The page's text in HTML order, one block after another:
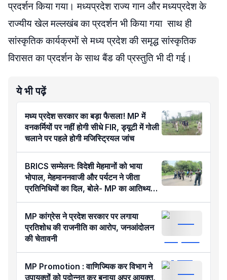
प्रदर्शन किया गया। मध्यप्रदेश राज्य गान और मध्यप्रदेश के
राज्यीय खेल मल्लखंब का प्रदर्शन भी किया गया साथ ही
सांस्कृतिक कार्यक्रमों से मध्य प्रदेश की समृद्ध सांस्कृतिक
विरासत का प्रदर्शन के साथ बैंड की प्रस्तुति भी दी गई।
ये भी पढ़ें
मध्य प्रदेश सरकार का बड़ा फैसला! MP में
वनकर्मियों पर नहीं होगी सीधे FIR, ड्यूटी में गोली
चलाने पर पहले होगी मजिस्ट्रियल जांच
BRICS सम्मेलन: विदेशी मेहमानों को भाया
भोपाल, मेहमाननवाजी और पर्यटन ने जीता
प्रतिनिधियों का दिल, बोले- MP का आतिथ्य
हमेशा रहेगा याद
MP कांग्रेस ने प्रदेश सरकार पर लगाया
प्रतिशोध की राजनीति का आरोप, जनआंदोलन
की चेतावनी
MP Promotion : वाणिज्यिक कर विभाग ने
उपायुक्तों को पदोन्नत कर बनाया अपर आयुक्त,